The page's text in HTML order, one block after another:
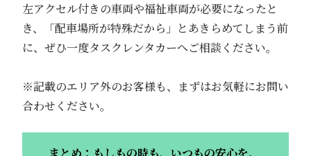
左アクセル付きの車両や福祉車両が必要になったと
き、「配車場所が特殊だから」とあきらめてしまう前
に、ぜひ一度タスクレンタカーへご相談ください。
※記載のエリア外のお客様も、まずはお気軽にお問い
合わせください。